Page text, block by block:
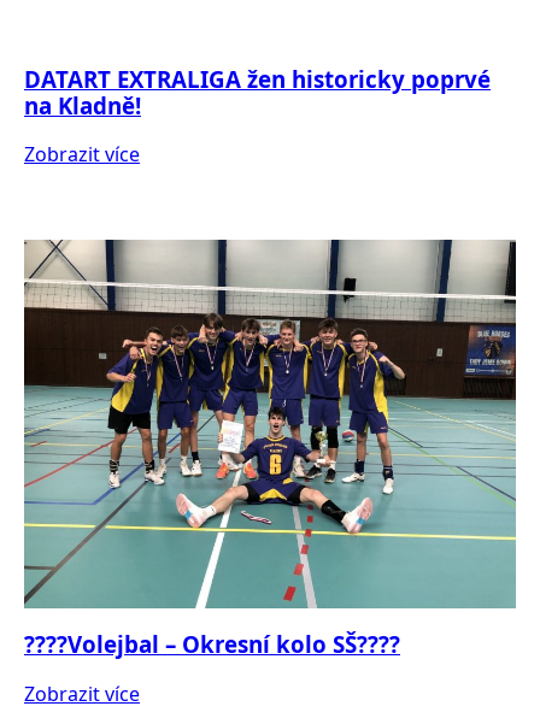
DATART EXTRALIGA žen historicky poprvé
na Kladně!
Zobrazit více
????Volejbal – Okresní kolo SŠ????
Zobrazit více